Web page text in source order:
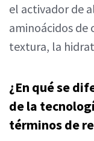
el activador de
aminoácidos de
textura, la
¿En qué se
de la
términos de